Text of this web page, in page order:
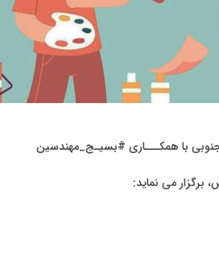
با همکـــاری #بسیـج_مهندسین
می نماید: